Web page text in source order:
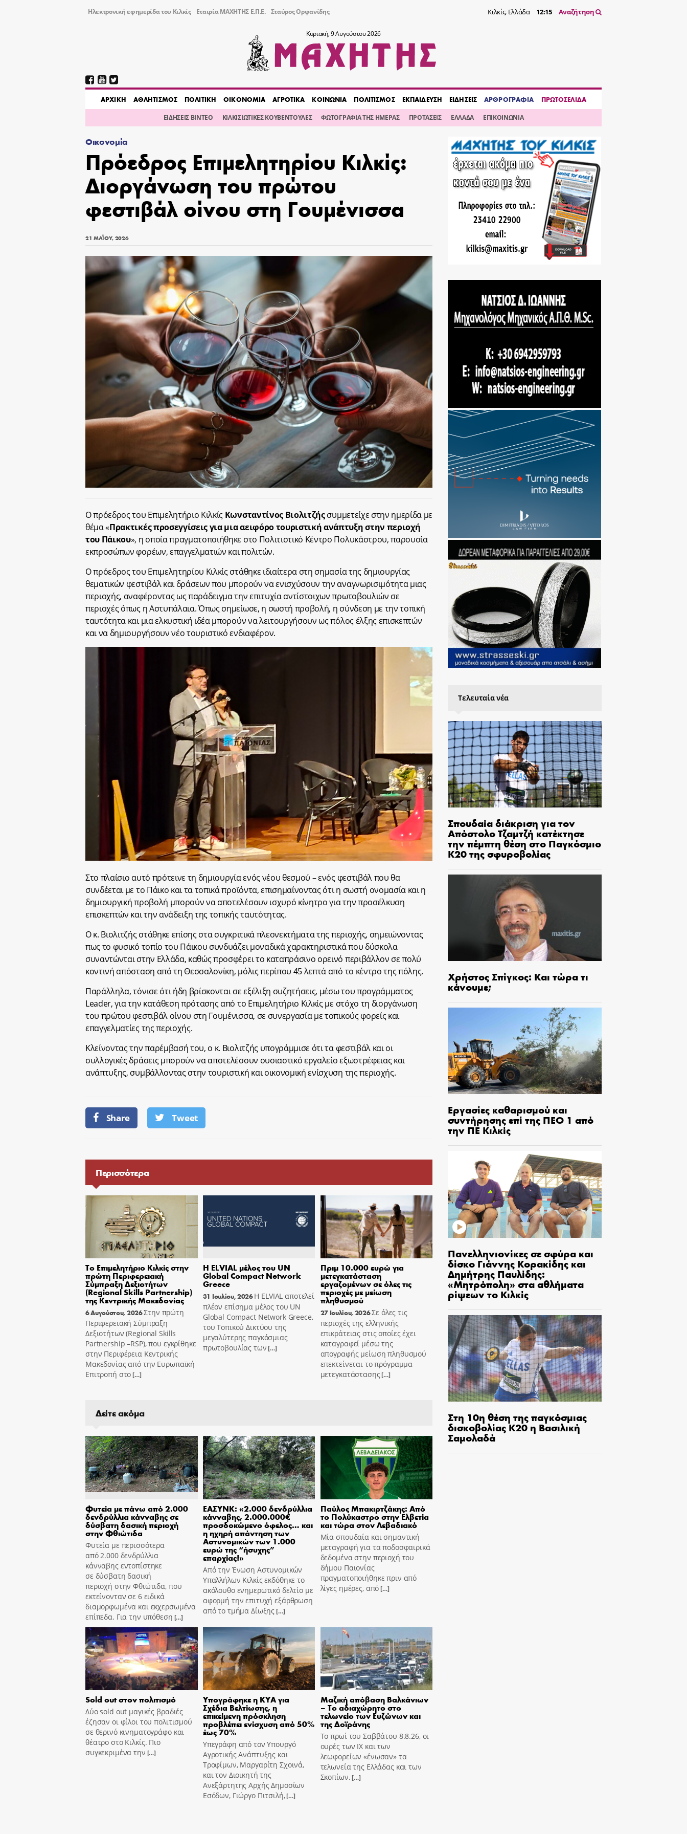
Ηλεκτρονική εφημερίδα του Κιλκίς Εταιρία ΜΑΧΗΤΗΣ Ε.Π.Ε. Σταύρος Ορφανίδης Κιλκίς, Ελλάδα 12:15 Αναζήτηση
Κυριακή, 9 Αυγούστου 2026
AΡΧΙΚΗ ΑΘΛΗΤΙΣΜΟΣ ΠΟΛΙΤΙΚΗ ΟΙΚΟΝΟΜΙΑ ΑΓΡΟΤΙΚΑ ΚΟΙΝΩΝΙΑ ΠΟΛΙΤΙΣΜΟΣ ΕΚΠΑΙΔΕΥΣΗ ΕΙΔΗΣΕΙΣ ΑΡΘΡΟΓΡΑΦΙΑ ΠΡΩΤΟΣΕΛΙΔΑ
ΕΙΔΗΣΕΙΣ ΒΙΝΤΕΟ ΚΙΛΚΙΣΙΩΤΙΚΕΣ ΚΟΥΒΕΝΤΟΥΛΕΣ ΦΩΤΟΓΡΑΦΙΑ ΤΗΣ ΗΜΕΡΑΣ ΠΡΟΤΑΣΕΙΣ ΕΛΛΑΔΑ ΕΠΙΚΟΙΝΩΝΙΑ
Οικονομία
Πρόεδρος Επιμελητηρίου Κιλκίς:
Διοργάνωση του πρώτου
φεστιβάλ οίνου στη Γουμένισσα
21 ΜΑΪ́ΟΥ, 2026
Ο πρόεδρος του Επιμελητήριο Κιλκίς Κωνσταντίνος Βιολιτζήςσυμμετείχε στην ημερίδα με
θέμα «Πρακτικές προσεγγίσεις για μια αειφόρο τουριστική ανάπτυξη στην περιοχή
του Πάικου», η οποία πραγματοποιήθηκε στο Πολιτιστικό Κέντρο Πολυκάστρου, παρουσία
εκπροσώπων φορέων, επαγγελματιών και πολιτών.
Ο πρόεδρος του Επιμελητηρίου Κιλκίς στάθηκε ιδιαίτερα στη σημασία της δημιουργίας
θεματικών φεστιβάλ και δράσεων που μπορούν να ενισχύσουν την αναγνωρισιμότητα μιας
περιοχής, αναφέροντας ως παράδειγμα την επιτυχία αντίστοιχων πρωτοβουλιών σε
περιοχές όπως η Αστυπάλαια. Όπως σημείωσε, η σωστή προβολή, η σύνδεση με την τοπική
ταυτότητα και μια ελκυστική ιδέα μπορούν να λειτουργήσουν ως πόλος έλξης επισκεπτών
και να δημιουργήσουν νέο τουριστικό ενδιαφέρον.
Στο πλαίσιο αυτό πρότεινε τη δημιουργία ενός νέου θεσμού – ενός φεστιβάλ που θα
συνδέεται με το Πάικο και τα τοπικά προϊόντα, επισημαίνοντας ότι η σωστή ονομασία και η
δημιουργική προβολή μπορούν να αποτελέσουν ισχυρό κίνητρο για την προσέλκυση
επισκεπτών και την ανάδειξη της τοπικής ταυτότητας.
Ο κ. Βιολιτζής στάθηκε επίσης στα συγκριτικά πλεονεκτήματα της περιοχής, σημειώνοντας
πως το φυσικό τοπίο του Πάικου συνδυάζει μοναδικά χαρακτηριστικά που δύσκολα
συναντώνται στην Ελλάδα, καθώς προσφέρει το καταπράσινο ορεινό περιβάλλον σε πολύ
κοντινή απόσταση από τη Θεσσαλονίκη, μόλις περίπου 45 λεπτά από το κέντρο της πόλης.
Παράλληλα, τόνισε ότι ήδη βρίσκονται σε εξέλιξη συζητήσεις, μέσω του προγράμματος
Leader, για την κατάθεση πρότασης από το Επιμελητήριο Κιλκίς με στόχο τη διοργάνωση
του πρώτου φεστιβάλ οίνου στη Γουμένισσα, σε συνεργασία με τοπικούς φορείς και
επαγγελματίες της περιοχής.
Κλείνοντας την παρέμβασή του, ο κ. Βιολιτζής υπογράμμισε ότι τα φεστιβάλ και οι
συλλογικές δράσεις μπορούν να αποτελέσουν ουσιαστικό εργαλείο εξωστρέφειας και
ανάπτυξης, συμβάλλοντας στην τουριστική και οικονομική ενίσχυση της περιοχής.
Share Tweet
Περισσότερα
Το Επιμελητήριο Κιλκίς στην
πρώτη Περιφερειακή
Σύμπραξη Δεξιοτήτων
(Regional Skills Partnership)
της Κεντρικής Μακεδονίας
6 Αυγούστου, 2026Στην πρώτη
Περιφερειακή Σύμπραξη
Δεξιοτήτων (Regional Skills
Partnership –RSP), που εγκρίθηκε
στην Περιφέρεια Κεντρικής
Μακεδονίας από την Ευρωπαϊκή
Επιτροπή στο[…]
Η ELVIAL μέλος του UN
Global Compact Network
Greece
31 Ιουλίου, 2026Η ELVIAL αποτελεί
πλέον επίσημα μέλος του UN
Global Compact Network Greece,
του Τοπικού Δικτύου της
μεγαλύτερης παγκόσμιας
πρωτοβουλίας των[…]
Πριμ 10.000 ευρώ για
μετεγκατάσταση
εργαζομένων σε όλες τις
περιοχές με μείωση
πληθυσμού
27 Ιουλίου, 2026Σε όλες τις
περιοχές της ελληνικής
επικράτειας στις οποίες έχει
καταγραφεί μέσω της
απογραφής μείωση πληθυσμού
επεκτείνεται το πρόγραμμα
μετεγκατάστασης[…]
Δείτε ακόμα
Φυτεία με πάνω από 2.000
δενδρύλλια κάνναβης σε
δύσβατη δασική περιοχή
στην Φθιώτιδα
Φυτεία με περισσότερα
από 2.000 δενδρύλλια
κάνναβης εντοπίστηκε
σε δύσβατη δασική
περιοχή στην Φθιώτιδα, που
εκτείνονταν σε 6 ειδικά
διαμορφωμένα και εκχερσωμένα
επίπεδα. Για την υπόθεση […]
ΕΑΣΥΝΚ: «2.000 δενδρύλλια
κάνναβης, 2.000.000€
προσδοκώμενο όφελος… και
η ηχηρή απάντηση των
Αστυνομικών των 1.000
ευρώ της “ήσυχης”
επαρχίας!»
Από την Ένωση Αστυνομικών
Υπαλλήλων Κιλκίς εκδόθηκε το
ακόλουθο ενημερωτικό δελτίο με
αφορμή την επιτυχή εξάρθρωση
από το τμήμα Δίωξης[…]
Παύλος Μπακιρτζάκης: Από
το Πολύκαστρο στην Ελβετία
και τώρα στον Λεβαδιακό
Μία σπουδαία και σημαντική
μεταγραφή για τα ποδοσφαιρικά
δεδομένα στην περιοχή του
δήμου Παιονίας
πραγματοποιήθηκε πριν από
λίγες ημέρες, από[…]
Sold out στον πολιτισμό
Δύο sold out μαγικές βραδιές
έζησαν οι φίλοι του πολιτισμού
σε θερινό κινηματογράφο και
θέατρο στο Κιλκίς. Πιο
συγκεκριμένα την […]
Υπογράφηκε η ΚΥΑ για
Σχέδια Βελτίωσης, η
επικείμενη πρόσκληση
προβλέπει ενίσχυση από 50%
έως 70%
Υπεγράφη από τον Υπουργό
Αγροτικής Ανάπτυξης και
Τροφίμων, Μαργαρίτη Σχοινά,
και τον Διοικητή της
Ανεξάρτητης Αρχής Δημοσίων
Εσόδων, Γιώργο Πιτσιλή,[…]
Μαζική απόβαση Βαλκάνιων
– Το αδιαχώρητο στο
τελωνείο των Ευζώνων και
της Δοϊράνης
Το πρωί του Σαββάτου 8.8.26, οι
ουρές των ΙΧ και των
λεωφορείων «ένωσαν» τα
τελωνεία της Ελλάδας και των
Σκοπίων.[…]
Τελευταία νέα
Σπουδαία διάκριση για τον
Απόστολο Τζαμτζή κατέκτησε
την πέμπτη θέση στο Παγκόσμιο
Κ20 της σφυροβολίας
Χρήστος Σπίγκος: Και τώρα τι
κάνουμε;
Εργασίες καθαρισμού και
συντήρησης επί της ΠΕΟ 1 από
την ΠΕ Κιλκίς
Πανελληνιονίκες σε σφύρα και
δίσκο Γιάννης Κορακίδης και
Δημήτρης Παυλίδης:
«Μητρόπολη» στα αθλήματα
ρίψεων το Κιλκίς
Στη 10η θέση της παγκόσμιας
δισκοβολίας Κ20 η Βασιλική
Σαμολαδά